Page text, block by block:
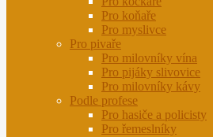
Pro koňaře
Pro myslivce
Pro pivaře
Pro milovníky vína
Pro pijáky slivovice
Pro milovníky kávy
Podle profese
Pro hasiče a policisty
Pro řemeslníky